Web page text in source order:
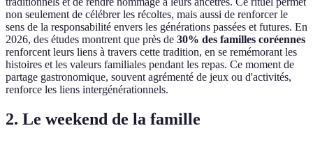
non seulement de célébrer les récoltes, mais aussi de renforcer le
sens de la responsabilité envers les générations passées et futures. En
2026, des études montrent que près de 30% des familles coréennes
renforcent leurs liens à travers cette tradition, en se remémorant les
histoires et les valeurs familiales pendant les repas. Ce moment de
partage gastronomique, souvent agrémenté de jeux ou d'activités,
renforce les liens intergénérationnels.
2. Le weekend de la famille